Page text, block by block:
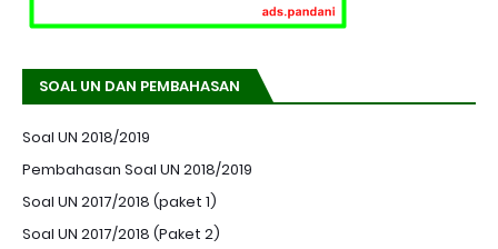
SOAL UN DAN PEMBAHASAN
Soal UN 2018/2019
Pembahasan Soal UN 2018/2019
Soal UN 2017/2018 (paket 1)
Soal UN 2017/2018 (Paket 2)